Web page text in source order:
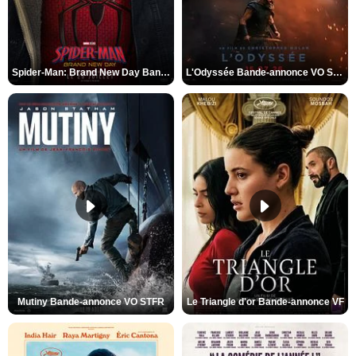
Spider-Man: Brand New Day Bande-annonce VO STFR L'Odyssée Bande-annonce VO STFR
Mutiny Bande-annonce VO STFR Le Triangle d'or Bande-annonce VF